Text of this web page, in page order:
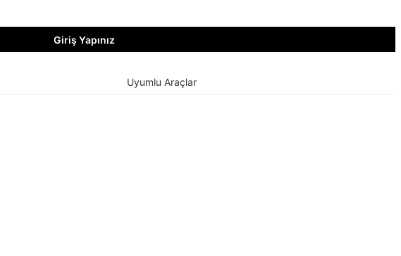
Giriş Yapınız
Uyumlu Araçlar